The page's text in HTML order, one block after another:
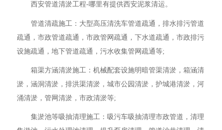
西安管道清淤工程-哪里有提供西安泥浆清运。
管道清疏施工：大型高压清洗车管道疏通，排水排污管道
疏通，市政管道疏通，市政管网疏通，下水道疏通，市政排污
设施疏通，地下管道疏通，污水收集管网疏通等;
箱渠方涵清淤施工：机械配套设施明暗管渠清淤，箱涵清
淤，涵洞清淤，排洪渠清淤，城市公园清淤，护城港清淤，河
涌清淤，管网清淤，市政清淤等;
集淤池等吸抽清理施工：吸污车吸抽清理市政管道，清理